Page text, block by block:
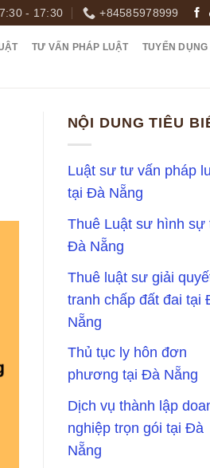
- 17:30 +84585978999
TƯ VẤN PHÁP LUẬT TUYỂN DỤNG
NỘI DUNG TIÊU
Luật sư tư vấn pháp
tại Đà Nẵng
Thuê Luật sư hình sự
Đà Nẵng
Thuê luật sư giải
tranh chấp đất đai tại
Nẵng
Thủ tục ly hôn đơn
phương tại Đà Nẵng
Dịch vụ thành lập
nghiệp trọn gói tại Đà
Nẵng